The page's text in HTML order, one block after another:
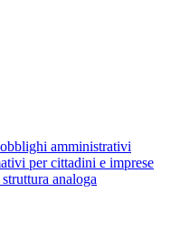
amministrativi
per cittadini e imprese
analoga